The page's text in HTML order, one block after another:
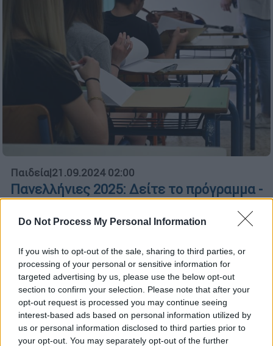
Do Not Process My Personal Information
If you wish to opt-out of the sale, sharing to third parties, or
processing of your personal or sensitive information for
targeted advertising by us, please use the below opt-out
section to confirm your selection. Please note that after your
opt-out request is processed you may continue seeing
interest-based ads based on personal information utilized by
us or personal information disclosed to third parties prior to
your opt-out. You may separately opt-out of the further
Παιδεία|21.09.2024 02:00
Πανελλήνιες 2025: Δείτε το πρόγραμμα -
Πότε ξεκινούν και πότε ολοκληρώνονται οι